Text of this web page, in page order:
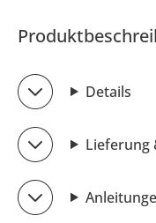
Details
Lieferung